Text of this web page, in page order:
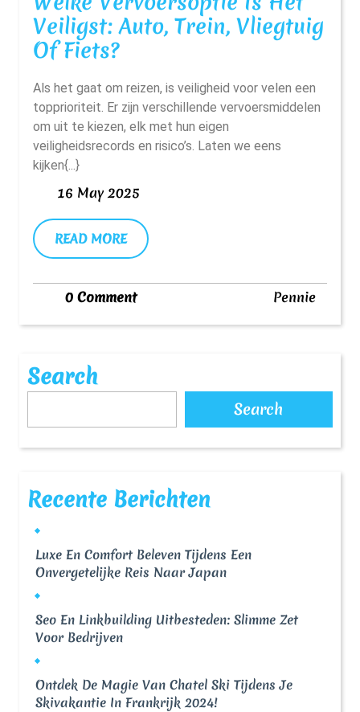
Veiligst: Auto, Trein, Vliegtuig
Of Fiets?Welke
Is
Het
Veiligst:
Trein,
Vliegtuig
Of
Fiets?
Als het gaat om reizen, is veiligheid voor velen een
topprioriteit. Er zijn verschillende vervoersmiddelen
om uit te kiezen, elk met hun eigen
veiligheidsrecords en risico’s. Laten we eens
kijken{...}
16 May 2025
2025
READ MOREREAD
MORE
0 Comment PenniePennie
Search
Search
Recente Berichten
Luxe En Comfort Beleven Tijdens Een
Onvergetelijke Reis Naar Japan
Seo En Linkbuilding Uitbesteden: Slimme Zet
Voor Bedrijven
Ontdek De Magie Van Chatel Ski Tijdens Je
Skivakantie In Frankrijk 2024!